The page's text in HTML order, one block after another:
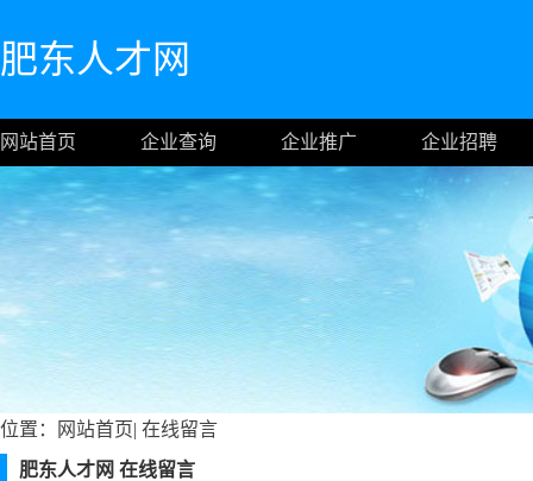
肥东人才网
网站首页 企业查询 企业推广 企业招聘
位置： 网站首页| 在线留言
肥东人才网 在线留言